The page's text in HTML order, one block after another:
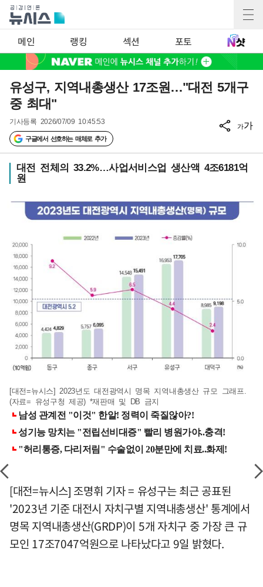
메인 랭킹 섹션 포토
유성구, 지역내총생산 17조원…"대전 5개구
중 최대"
기사등록 2026/07/09 10:45:53
구글에서 선호하는 매체로 추가
가가
대전 전체의 33.2%…사업서비스업 생산액 4조6181억
원
[대전=뉴시스] 2023년도 대전광역시 명목 지역내총생산 규모 그래프.
(자료= 유성구청 제공) *재판매 및 DB 금지
[대전=뉴시스] 조명휘 기자 = 유성구는 최근 공표된
'2023년 기준 대전시 자치구별 지역내총생산' 통계에서
명목 지역내총생산(GRDP)이 5개 자치구 중 가장 큰 규
모인 17조7047억원으로 나타났다고 9일 밝혔다.